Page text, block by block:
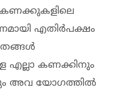
കണക്കുകളിലെ
എതിർപക്ഷം
തങ്ങൾ
എല്ലാ കണക്കിനും
അവ യോഗത്തിൽ